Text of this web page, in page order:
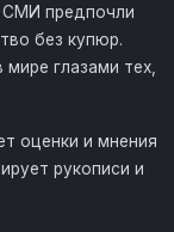
СМИ предпочли
без купюр.
глазами тех,
оценки и мнения
рукописи и